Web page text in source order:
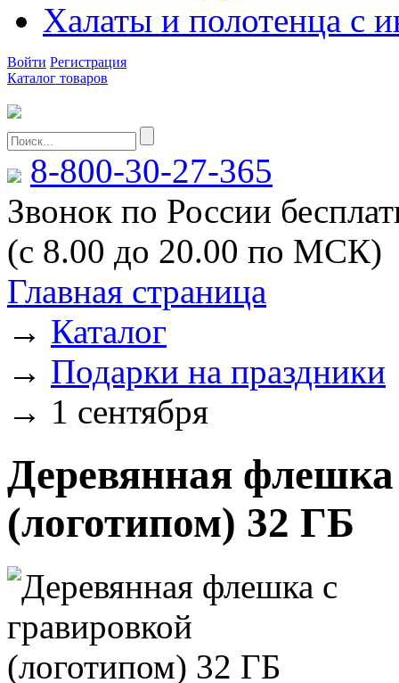
Халаты и полотенца с
Войти Регистрация
Каталог товаров
8-800-30-27-365
Звонок по России
(с 8.00 до 20.00 по МСК)
Главная страница
→ Каталог
→ Подарки на праздники
→ 1 сентября
Деревянная флешка
(логотипом) 32 ГБ